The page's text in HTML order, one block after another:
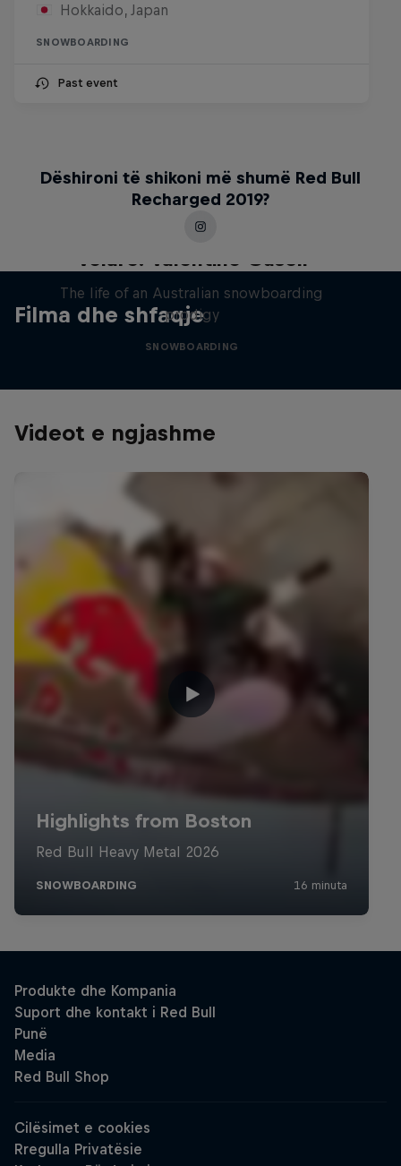
Hokkaido, Japan
SNOWBOARDING
Past event
Dëshironi të shikoni më shumë Red Bull
Recharged 2019?
Filma dhe shfaqje
Volare: Valentino Guseli
The life of an Australian snowboarding
prodigy
SNOWBOARDING
Videot e ngjashme